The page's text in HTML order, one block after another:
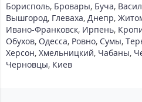
Борисполь, Бровары, Буча,
Вышгород, Глеваха, Днепр,
Ивано-Франковск, Ирпень,
Обухов, Одесса, Ровно, Сумы,
Херсон, Хмельницкий, Чабаны,
Черновцы, Киев